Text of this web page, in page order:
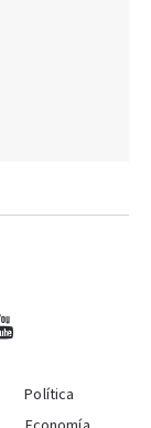
Política